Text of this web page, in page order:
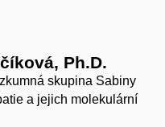
Ph.D.
skupina Sabiny
a jejich molekulární